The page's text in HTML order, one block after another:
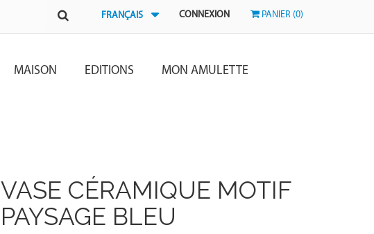
PANIER (0)
CONNEXION
FRANÇAIS
MAISON EDITIONS MON AMULETTE
VASE CÉRAMIQUE MOTIF
PAYSAGE BLEU